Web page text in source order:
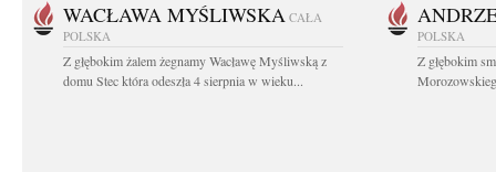
WACŁAWA MYŚLIWSKA CAŁA
POLSKA
Z głębokim żalem żegnamy Wacławę Myśliwską z
domu Stec która odeszła 4 sierpnia w wieku...
POLSKA
Z głębokim